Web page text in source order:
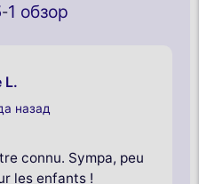
-1 обзор
L.
назад
connu. Sympa, peu
les enfants !